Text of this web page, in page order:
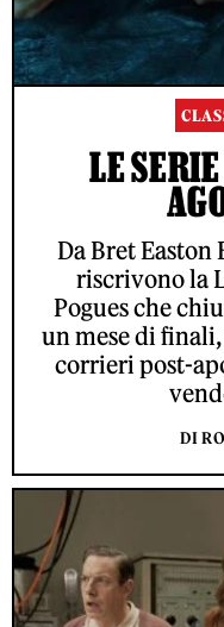
LE
Da Bret Easton
riscrivono la
Pogues che
un mese di
corrieri post-
DI